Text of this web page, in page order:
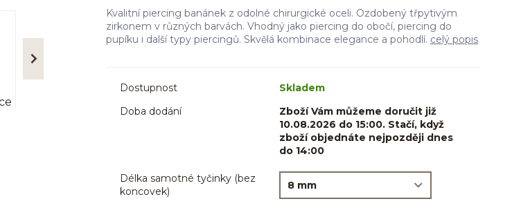
Kvalitní piercing banánek z odolné chirurgické oceli. Ozdobený třpytivým
zirkonem v různých barvách. Vhodný jako piercing do obočí, piercing do
pupíku i další typy piercingů. Skvělá kombinace elegance a pohodlí. celý popis
Dostupnost
Skladem
Doba dodání
Zboží Vám můžeme doručit již
10.08.2026 do 15:00. Stačí, když
zboží objednáte nejpozději dnes
do 14:00
Délka samotné tyčinky (bez
koncovek)